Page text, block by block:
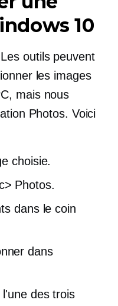
10
Les outils peuvent
les images
mais nous
Photos. Voici
choisie.
Photos.
dans le coin
dans
des trois